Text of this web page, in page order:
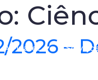
A Finatec
2026 –